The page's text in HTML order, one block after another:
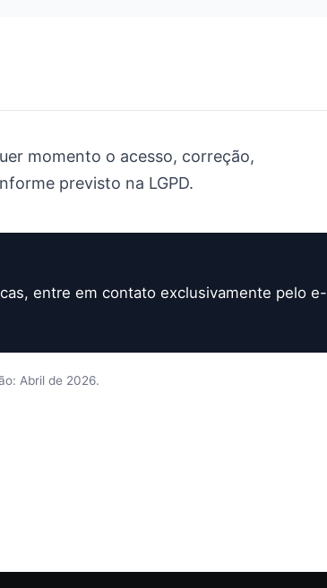
momento o acesso, correção,
previsto na LGPD.
entre em contato exclusivamente pelo e-
Abril de 2026.